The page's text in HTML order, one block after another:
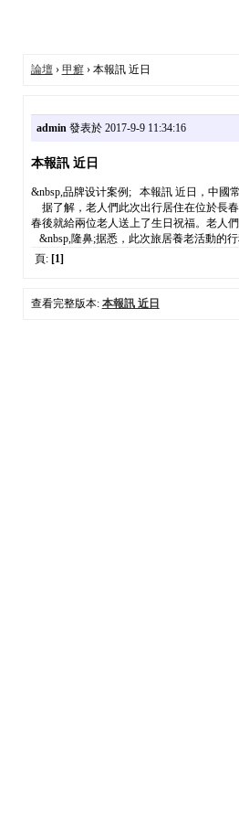
論壇› 甲癬› 本報訊 近日
admin發表於 2017-9-9 11:34:16
本報訊 近日
&nbsp,品牌设计案例; 本報訊 近日，中國
据了解，老人們此次出行居住在位於長
春後就給兩位老人送上了生日祝福。老人
&nbsp,隆鼻;据悉，此次旅居養老活動的
頁: [1]
查看完整版本: 本報訊 近日